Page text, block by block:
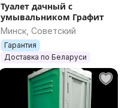
Туалет дачный с
умывальником Графит
Минск, Советский
Гарантия
Доставка по Беларуси